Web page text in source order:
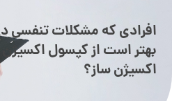
افرادی که مشکلات تنفسی
بهتر است از کپسول اکسیژن
اکسیژن ساز؟